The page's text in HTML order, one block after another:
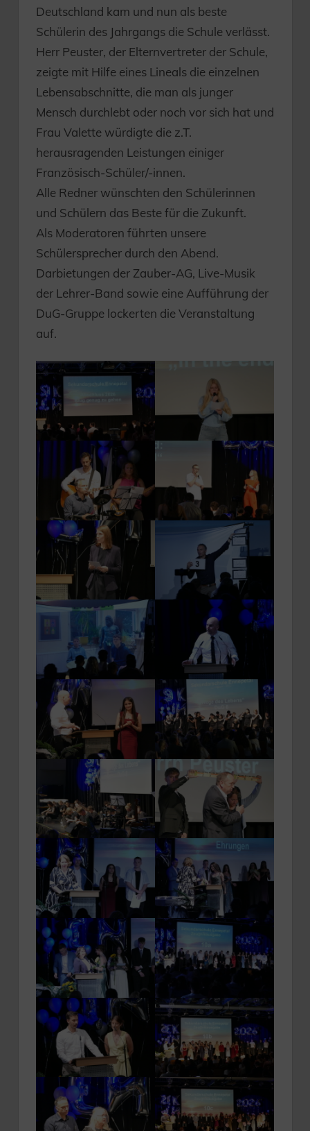
Deutschland kam und nun als beste
Schülerin des Jahrgangs die Schule verlässt.
Herr Peuster, der Elternvertreter der Schule,
zeigte mit Hilfe eines Lineals die einzelnen
Lebensabschnitte, die man als junger
Mensch durchlebt oder noch vor sich hat und
Frau Valette würdigte die z.T.
herausragenden Leistungen einiger
Französisch-Schüler/-innen.
Alle Redner wünschten den Schülerinnen
und Schülern das Beste für die Zukunft.
Als Moderatoren führten unsere
Schülersprecher durch den Abend.
Darbietungen der Zauber-AG, Live-Musik
der Lehrer-Band sowie eine Aufführung der
DuG-Gruppe lockerten die Veranstaltung
auf.